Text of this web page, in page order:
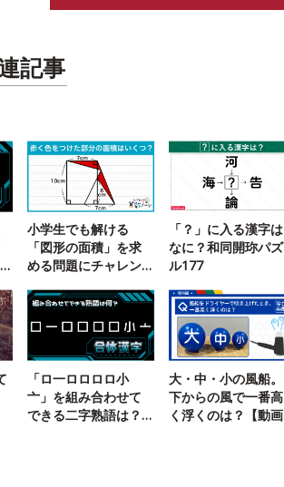
記事
小学生でも解ける
「図形の面積」を求
める問題にチャレン
「？」に入る漢字は
なに？和同開珎パズ
ル177
「ロ一ロロロロ小
亠」を組み合わせて
できる二字熟語は？
大・中・小の風船。
下からの風で一番高
く浮くのは？【動画